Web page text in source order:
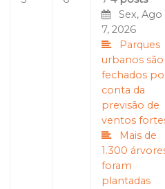
Sex, Ago
7, 2026
Parques
urbanos são
fechados
conta da
previsão de
ventos
Mais de
1.300
foram
plantadas